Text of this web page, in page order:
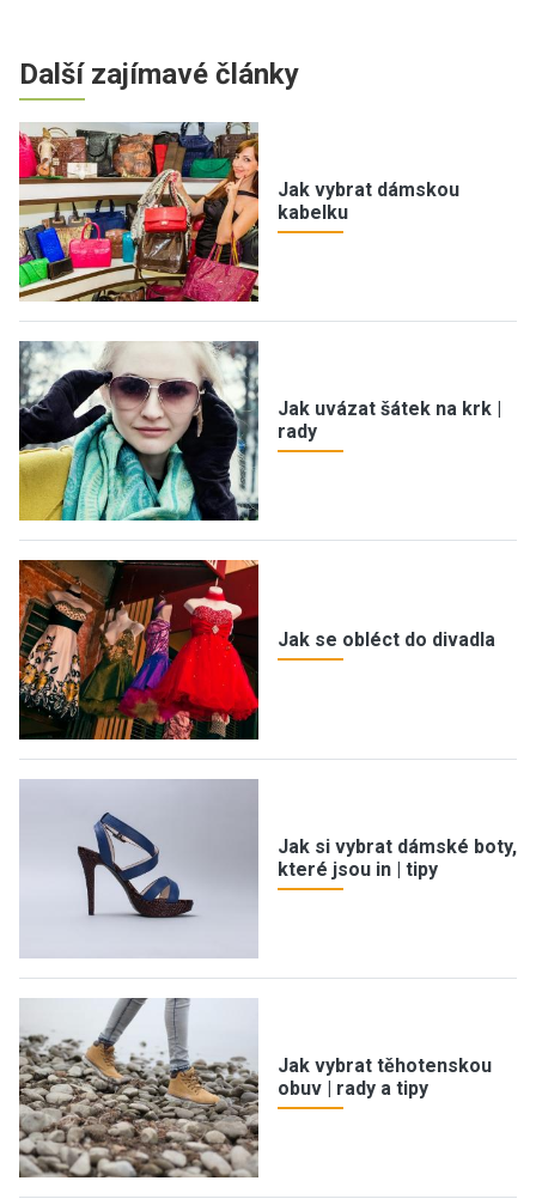
Další zajímavé články
Jak vybrat dámskou
kabelku
Jak uvázat šátek na krk |
rady
Jak se obléct do divadla
Jak si vybrat dámské boty,
které jsou in | tipy
Jak vybrat těhotenskou
obuv | rady a tipy